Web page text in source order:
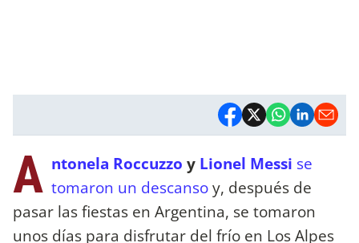
A ntonela Roccuzzo y Lionel Messi se
tomaron un descansoy, después de
pasar las fiestas en Argentina, se tomaron
unos días para disfrutar del frío en Los Alpes